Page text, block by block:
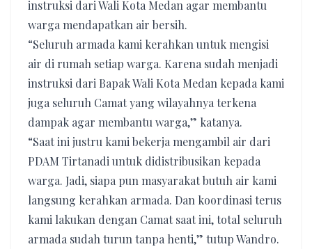
instruksi dari Wali Kota Medan agar membantu
warga mendapatkan air bersih.
“Seluruh armada kami kerahkan untuk mengisi
air di rumah setiap warga. Karena sudah menjadi
instruksi dari Bapak Wali Kota Medan kepada kami
juga seluruh Camat yang wilayahnya terkena
dampak agar membantu warga,” katanya.
“Saat ini justru kami bekerja mengambil air dari
PDAM Tirtanadi untuk didistribusikan kepada
warga. Jadi, siapa pun masyarakat butuh air kami
langsung kerahkan armada. Dan koordinasi terus
kami lakukan dengan Camat saat ini, total seluruh
armada sudah turun tanpa henti,” tutup Wandro.